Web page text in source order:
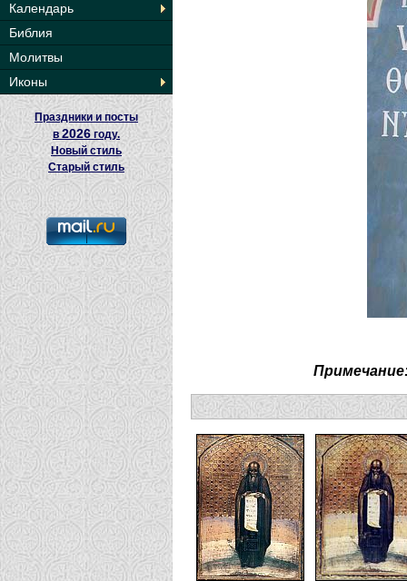
Календарь
Библия
Молитвы
Иконы
Праздники и посты
в2026 году.
Новый стиль
Старый стиль